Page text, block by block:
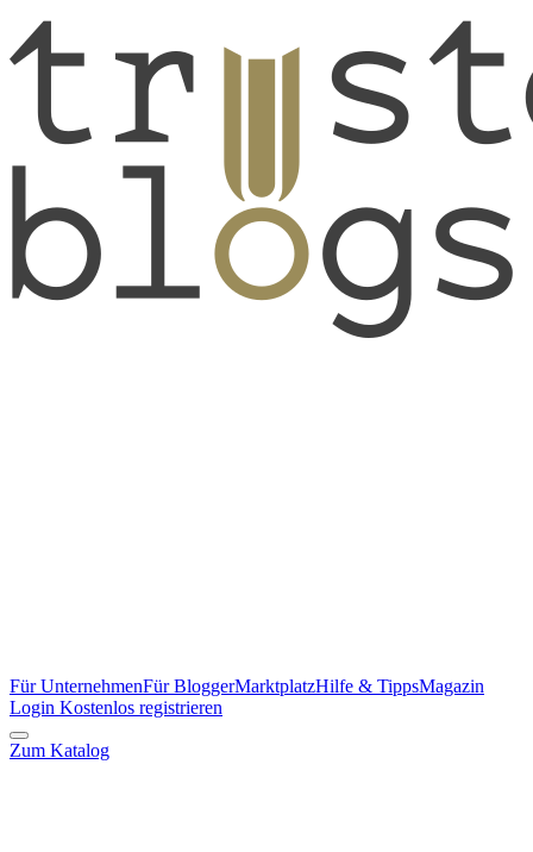
Für UnternehmenFür BloggerMarktplatzHilfe & TippsMagazin
Login Kostenlos registrieren
Zum Katalog